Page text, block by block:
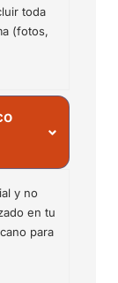
toda
(fotos,
y no
en tu
para